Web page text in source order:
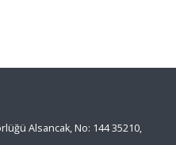
Alsancak, No: 144 35210,